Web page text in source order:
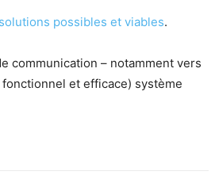
solutions possibles et viables.
communication – notamment vers
et efficace) système